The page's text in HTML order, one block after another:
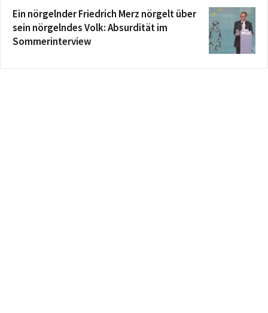
Ein nörgelnder Friedrich Merz nörgelt über
sein nörgelndes Volk: Absurdität im
Sommerinterview